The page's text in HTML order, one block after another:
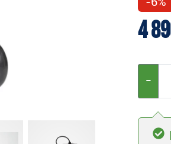
4
−